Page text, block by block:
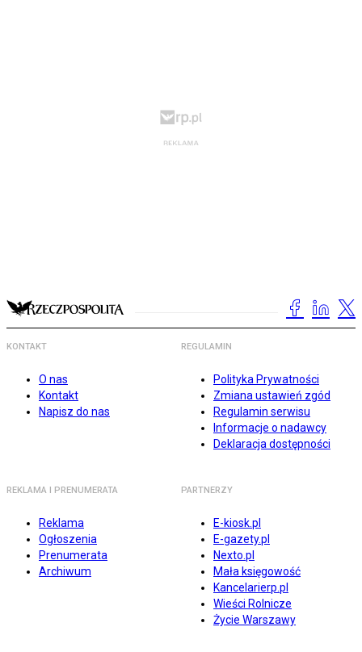
KONTAKT
O nas
Kontakt
Napisz do nas
REGULAMIN
Polityka Prywatności
Zmiana ustawień zgód
Regulamin serwisu
Informacje o nadawcy
Deklaracja dostępności
REKLAMA I PRENUMERATA
Reklama
Ogłoszenia
Prenumerata
Archiwum
PARTNERZY
E-kiosk.pl
E-gazety.pl
Nexto.pl
Mała księgowość
Kancelarierp.pl
Wieści Rolnicze
Życie Warszawy